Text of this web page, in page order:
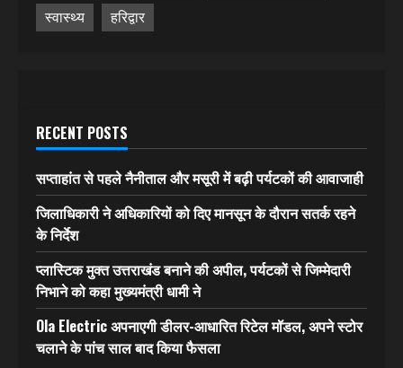
स्वास्थ्य
हरिद्वार
RECENT POSTS
सप्ताहांत से पहले नैनीताल और मसूरी में बढ़ी पर्यटकों की आवाजाही
जिलाधिकारी ने अधिकारियों को दिए मानसून के दौरान सतर्क रहने
के निर्देश
प्लास्टिक मुक्त उत्तराखंड बनाने की अपील, पर्यटकों से जिम्मेदारी
निभाने को कहा मुख्यमंत्री धामी ने
Ola Electric अपनाएगी डीलर-आधारित रिटेल मॉडल, अपने स्टोर
चलाने के पांच साल बाद किया फैसला